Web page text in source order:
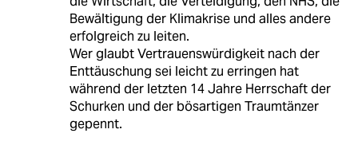
Bewältigung der Klimakrise und alles andere
erfolgreich zu leiten.
Wer glaubt Vertrauenswürdigkeit nach der
Enttäuschung sei leicht zu erringen hat
während der letzten 14 Jahre Herrschaft der
Schurken und der bösartigen Traumtänzer
gepennt.